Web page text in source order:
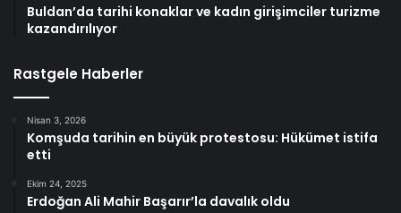
Buldan’da tarihi konaklar ve kadın girişimciler turizme
kazandırılıyor
Rastgele Haberler
Nisan 3, 2026
Komşuda tarihin en büyük protestosu: Hükümet istifa
etti
Ekim 24, 2025
Erdoğan Ali Mahir Başarır’la davalık oldu